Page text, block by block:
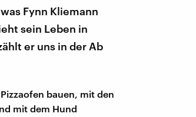
Fynn Kliemann
sein Leben in
er uns in der Ab
bauen, mit den
mit dem Hund